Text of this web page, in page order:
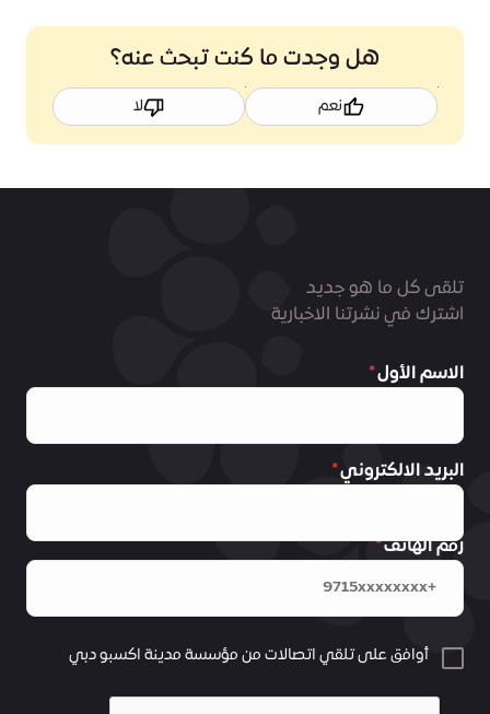
هل وجدت ما كنت تبحث عنه؟
نعم لا
تلقى كل ما هو جديد
اشترك في نشرتنا الاخبارية
الاسم الأول
البريد الالكتروني
رقم الهاتف
أوافق على تلقي اتصالات من مؤسسة مدينة اكسبو دبي